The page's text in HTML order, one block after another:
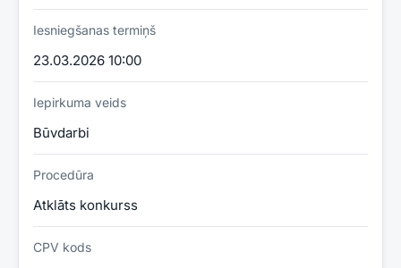
Iesniegšanas termiņš
23.03.2026 10:00
Iepirkuma veids
Būvdarbi
Procedūra
Atklāts konkurss
CPV kods